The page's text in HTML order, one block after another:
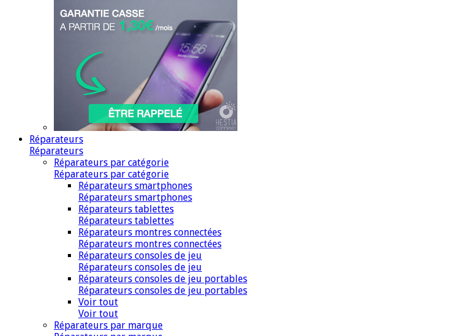
Réparateurs
Réparateurs
Réparateurs par catégorie
Réparateurs par catégorie
Réparateurs smartphones
Réparateurs smartphones
Réparateurs tablettes
Réparateurs tablettes
Réparateurs montres connectées
Réparateurs montres connectées
Réparateurs consoles de jeu
Réparateurs consoles de jeu
Réparateurs consoles de jeu portables
Réparateurs consoles de jeu portables
Voir tout
Voir tout
Réparateurs par marque